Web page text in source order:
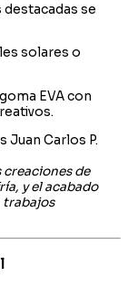
destacadas se
solares o
EVA con
Juan Carlos P.
creaciones de
y el acabado
trabajos